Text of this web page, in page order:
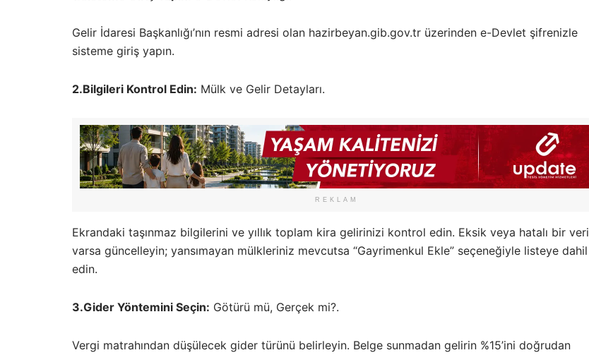
Gelir İdaresi Başkanlığı’nın resmi adresi olan hazirbeyan.gib.gov.tr üzerinden e-Devlet şifrenizle
sisteme giriş yapın.
2.Bilgileri Kontrol Edin: Mülk ve Gelir Detayları.
REKLAM
Ekrandaki taşınmaz bilgilerini ve yıllık toplam kira gelirinizi kontrol edin. Eksik veya hatalı bir veri
varsa güncelleyin; yansımayan mülkleriniz mevcutsa “Gayrimenkul Ekle” seçeneğiyle listeye dahil
edin.
3.Gider Yöntemini Seçin: Götürü mü, Gerçek mi?.
Vergi matrahından düşülecek gider türünü belirleyin. Belge sunmadan gelirin %15’ini doğrudan